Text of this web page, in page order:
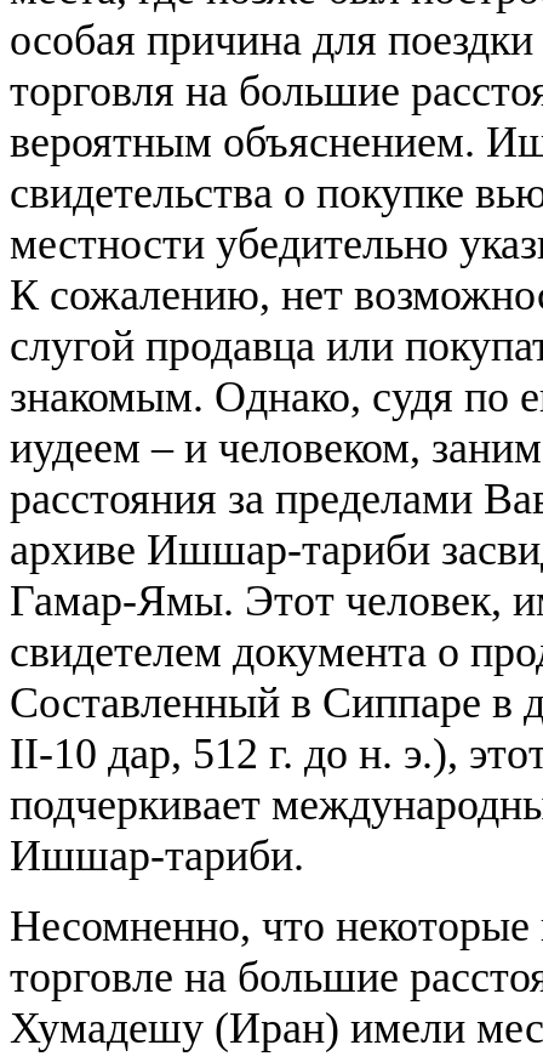
особая причина для
торговля на большие
вероятным объяснением.
свидетельства о покупке
местности убедительно
К сожалению, нет
слугой продавца или
знакомым. Однако, судя по
иудеем – и человеком,
расстояния за пределами
архиве Ишшар-тариби
Гамар-Ямы. Этот человек,
свидетелем документа о
Составленный в Сиппаре в
II-10 дар, 512 г. до н. э.),
подчеркивает
Ишшар-тариби.
Несомненно, что некоторые
торговле на большие
Хумадешу (Иран) имели